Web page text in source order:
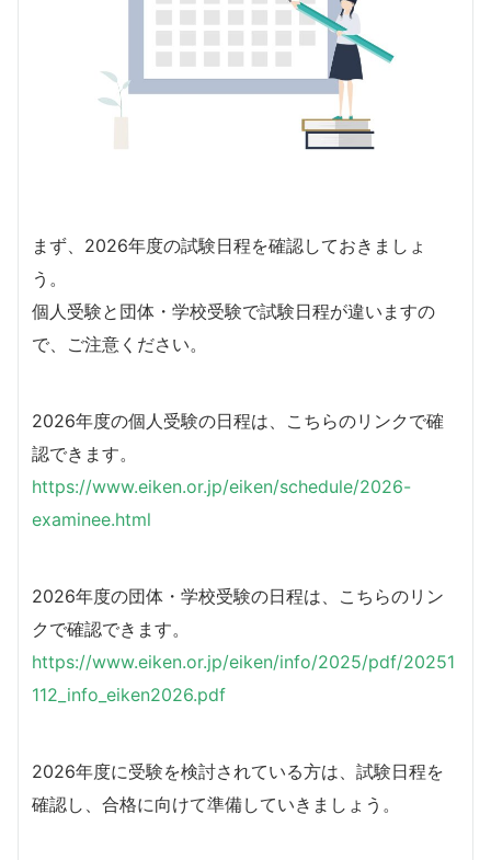
まず、2026年度の試験日程を確認しておきましょ
う。
個人受験と団体・学校受験で試験日程が違いますの
で、ご注意ください。
2026年度の個人受験の日程は、こちらのリンクで確
認できます。
https://www.eiken.or.jp/eiken/schedule/2026-
examinee.html
2026年度の団体・学校受験の日程は、こちらのリン
クで確認できます。
https://www.eiken.or.jp/eiken/info/2025/pdf/20251
112_info_eiken2026.pdf
2026年度に受験を検討されている方は、試験日程を
確認し、合格に向けて準備していきましょう。